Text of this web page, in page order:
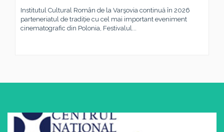
Institutul Cultural Român de la Varşovia continuă în 2026
parteneriatul de tradiție cu cel mai important eveniment
cinematografic din Polonia, Festivalul...